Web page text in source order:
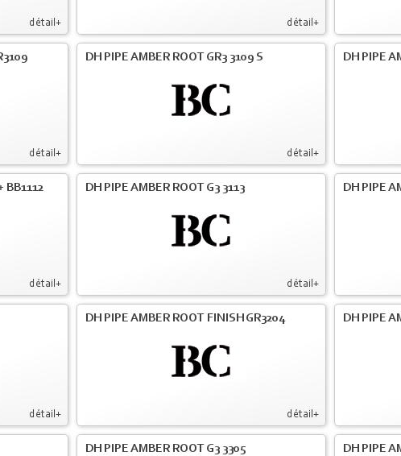
détail+ détail+
détail+ détail+
DH PIPE AMBER ROOT GR3 3109 S DH PIPE
détail+
BB1112
détail+
DH PIPE AMBER ROOT G3 3113 DH PIPE
détail+ détail+
DH PIPE AMBER ROOT FINISH GR3204 DH PIPE
DH PIPE AMBER ROOT G3 3305 DH PIPE